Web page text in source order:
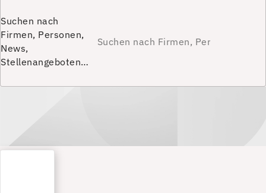
Suchen nach
Firmen, Personen,
News,
Stellenangeboten…